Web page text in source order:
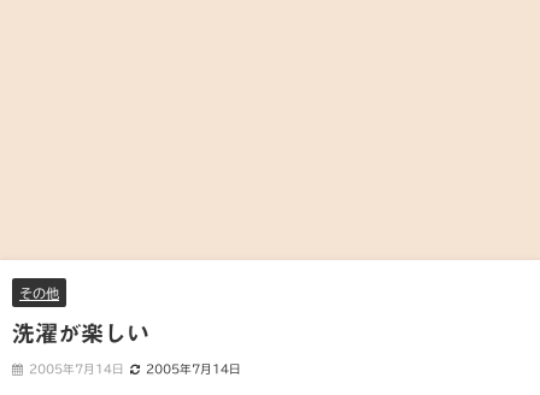
その他
洗濯が楽しい
2005年7月14日 2005年7月14日